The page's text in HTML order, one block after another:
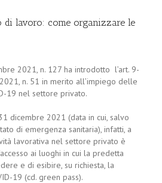
di lavoro: come organizzare le
2021, n. 127 ha introdotto l’art. 9-
n. 51 in merito all’impiego delle
19 nel settore privato.
dicembre 2021 (data in cui, salvo
di emergenza sanitaria), infatti, a
lavorativa nel settore privato è
ai luoghi in cui la predetta
e di esibire, su richiesta, la
19 (cd. green pass).